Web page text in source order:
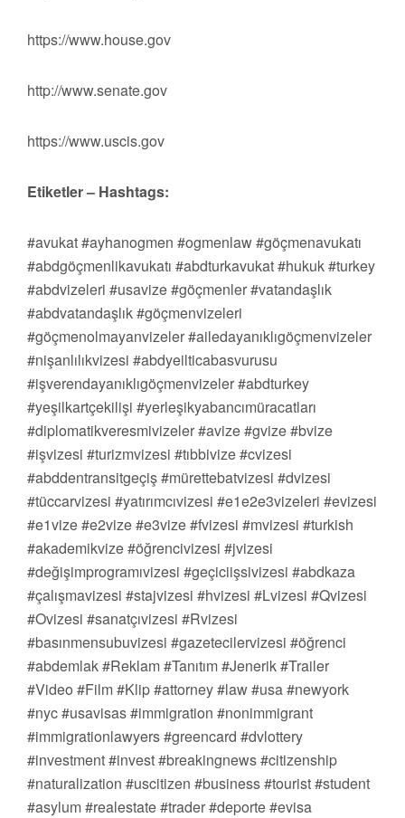
https://www.house.gov
http://www.senate.gov
https://www.uscis.gov
Etiketler – Hashtags:
#avukat #ayhanogmen #ogmenlaw #göçmenavukatı
#abdgöçmenlikavukatı #abdturkavukat #hukuk #turkey
#abdvizeleri #usavize #göçmenler #vatandaşlık
#abdvatandaşlık #göçmenvizeleri
#göçmenolmayanvizeler #ailedayanıklıgöçmenvizeler
#nişanlılıkvizesi #abdyeilticabasvurusu
#işverendayanıklıgöçmenvizeler #abdturkey
#yeşilkartçekilişi #yerleşikyabancımüracatları
#diplomatikveresmivizeler #avize #gvize #bvize
#işvizesi #turizmvizesi #tıbbivize #cvizesi
#abddentransitgeçiş #mürettebatvizesi #dvizesi
#tüccarvizesi #yatırımcıvizesi #e1e2e3vizeleri #evizesi
#e1vize #e2vize #e3vize #fvizesi #mvizesi #turkish
#akademikvize #öğrencivizesi #jvizesi
#değişimprogramıvizesi #geçiciişsivizesi #abdkaza
#çalışmavizesi #stajvizesi #hvizesi #Lvizesi #Qvizesi
#Ovizesi #sanatçıvizesi #Rvizesi
#basınmensubuvizesi #gazetecilervizesi #öğrenci
#abdemlak #Reklam #Tanıtım #Jenerik #Trailer
#Video #Film #Klip #attorney #law #usa #newyork
#nyc #usavisas #immigration #nonimmigrant
#immigrationlawyers #greencard #dvlottery
#investment #invest #breakingnews #citizenship
#naturalization #uscitizen #business #tourist #student
#asylum #realestate #trader #deporte #evisa